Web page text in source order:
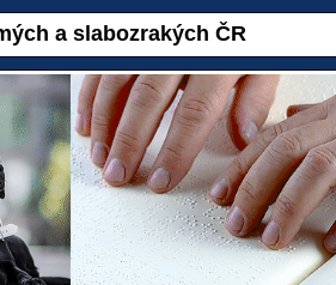
a slabozrakých ČR